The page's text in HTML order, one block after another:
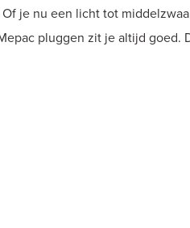
je nu een licht tot
pluggen zit je altijd goed.